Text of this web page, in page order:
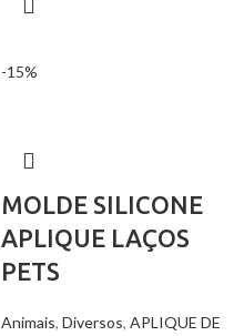
-15%
MOLDE SILICONE
APLIQUE LAÇOS
PETS
Animais, Diversos, APLIQUE DE